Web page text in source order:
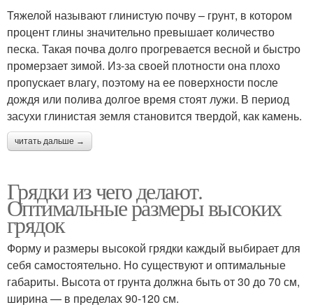
Тяжелой называют глинистую почву – грунт, в котором
процент глины значительно превышает количество
песка. Такая почва долго прогревается весной и быстро
промерзает зимой. Из-за своей плотности она плохо
пропускает влагу, поэтому на ее поверхности после
дождя или полива долгое время стоят лужи. В период
засухи глинистая земля становится твердой, как камень.
читать дальше →
Грядки из чего делают.
Оптимальные размеры высоких
грядок
Форму и размеры высокой грядки каждый выбирает для
себя самостоятельно. Но существуют и оптимальные
габариты. Высота от грунта должна быть от 30 до 70 см,
ширина — в пределах 90-120 см.